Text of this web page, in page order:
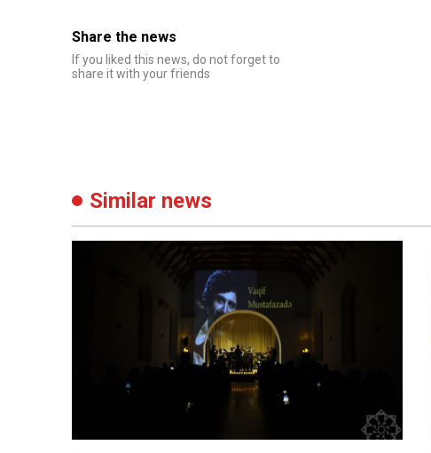
Share the news
If you liked this news, do not forget to
share it with your friends
Similar news